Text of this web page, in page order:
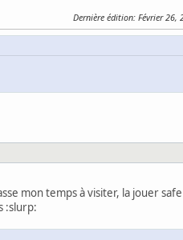
Dernière édition: Février 26,
mon temps à visiter, la jouer
:slurp: